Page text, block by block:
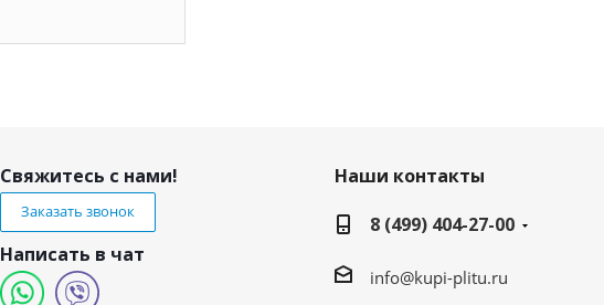
Свяжитесь с нами!
Заказать звонок
Написать в чат
Наши контакты
8 (499) 404-27-00
info@kupi-plitu.ru